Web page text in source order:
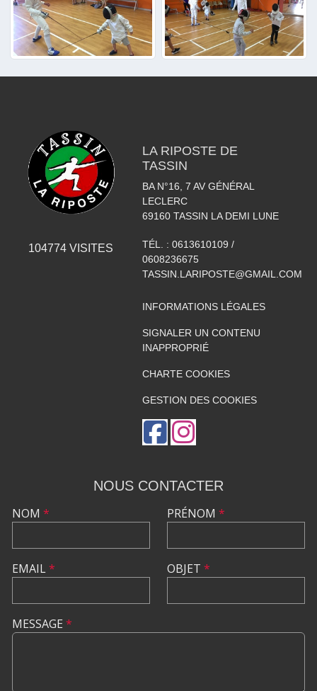
104774 VISITES
LA RIPOSTE DE
TASSIN
BA N°16, 7 AV GÉNÉRAL
LECLERC
69160 TASSIN LA DEMI LUNE
TÉL. : 0613610109 /
0608236675
TASSIN.LARIPOSTE@GMAIL.COM
INFORMATIONS LÉGALES
SIGNALER UN CONTENU
INAPPROPRIÉ
CHARTE COOKIES
GESTION DES COOKIES
NOUS CONTACTER
NOM *
EMAIL*
PRÉNOM *
OBJET *
MESSAGE *